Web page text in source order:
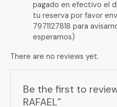
pagado en efectivo el
tu reserva por favor
7971127818 para
esperamos)
There are no reviews yet.
Be the first to
RAFAEL”